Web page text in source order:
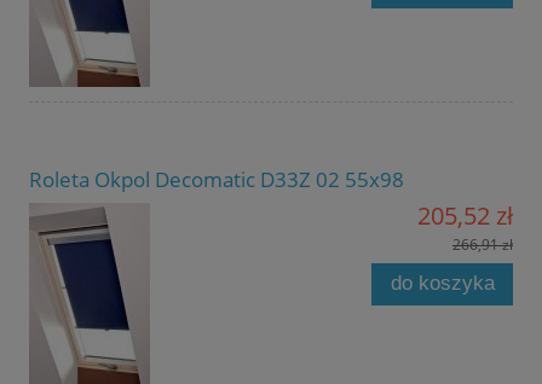
Roleta Okpol Decomatic D33Z 02 55x98
205,52 zł
266,91 zł
do koszyka